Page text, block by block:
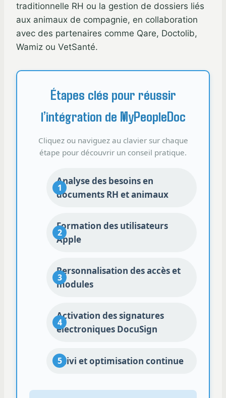
traditionnelle RH ou la gestion de dossiers liés
aux animaux de compagnie, en collaboration
avec des partenaires comme Qare, Doctolib,
Wamiz ou VetSanté.
Étapes clés pour réussir
l’intégration de MyPeopleDoc
Cliquez ou naviguez au clavier sur chaque
étape pour découvrir un conseil pratique.
Analyse des besoins en
documents RH et animaux
Formation des utilisateurs
Apple
Personnalisation des accès et
modules
Activation des signatures
électroniques DocuSign
Suivi et optimisation continue